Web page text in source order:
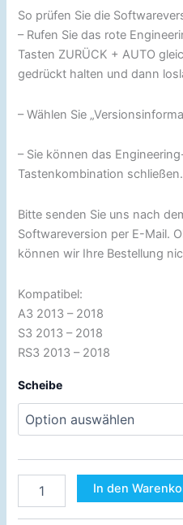
So prüfen Sie die
– Rufen Sie das rote
Tasten ZURÜCK + AUTO
gedrückt halten und dann
– Wählen Sie
– Sie können das
Tastenkombination schließen.
Bitte senden Sie uns nach
Softwareversion per E-Mail.
können wir Ihre Bestellung
Kompatibel:
A3 2013 – 2018
S3 2013 – 2018
RS3 2013 – 2018
Scheibe
In den